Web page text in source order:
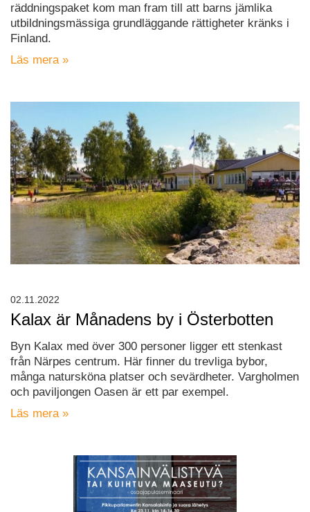
räddningspaket kom man fram till att barns jämlika
utbildningsmässiga grundläggande rättigheter kränks i
Finland.
Läs mera »
Kalax är Månadens by i Österbotten
Byn Kalax med över 300 personer ligger ett stenkast
från Närpes centrum. Här finner du trevliga bybor,
många natursköna platser och sevärdheter. Vargholmen
och paviljongen Oasen är ett par exempel.
Läs mera »
02.11.2022